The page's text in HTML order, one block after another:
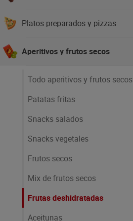
Platos preparados y pizzas
Aperitivos y frutos secos
Todo aperitivos y frutos secos
Patatas fritas
Snacks salados
Snacks vegetales
Frutos secos
Mix de frutos secos
Frutas deshidratadas
Aceitunas